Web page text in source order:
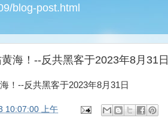
blog-post.html
黄海！--反共黑客于2023年8月31日
！--反共黑客于2023年8月31日
10:07:00 上午